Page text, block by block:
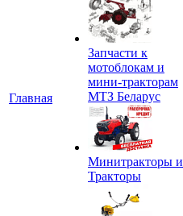
Главная
Запчасти к
мотоблокам и
мини-тракторам
МТЗ Беларус
Минитракторы и
Тракторы